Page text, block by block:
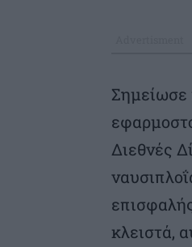
Σημείωσε
Διεθνές
κλειστά,